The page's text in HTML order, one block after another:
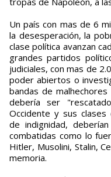
Un país con mas de 6
la desesperación, la
clase política avanzan
grandes partidos
judiciales, con mas de
poder abiertos o
bandas de
debería ser
Occidente y sus clases
de indignidad,
combatidas como lo
Hitler, Musolini, Stalin,
memoria.